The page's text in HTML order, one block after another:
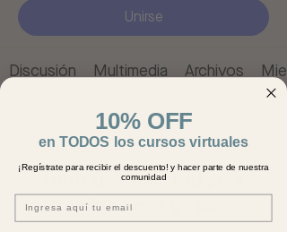
Unirse
Discusión Multimedia Archivos
Envía una solicitud para
unirte a este grupo
10% OFF
en TODOS los cursos virtuales
¡Regístrate para recibir el descuento! y hacer parte de nuestra
comunidad
Email